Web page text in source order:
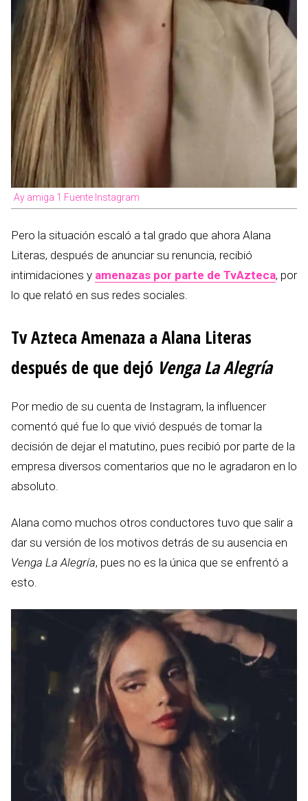
Ay amiga 1 Fuente Instagram
Pero la situación escaló a tal grado que ahora Alana
Literas, después de anunciar su renuncia, recibió
intimidaciones y amenazas por parte de TvAzteca, por
lo que relató en sus redes sociales.
Tv Azteca Amenaza a Alana Literas
después de que dejó Venga La Alegría
Por medio de su cuenta de Instagram, la influencer
comentó qué fue lo que vivió después de tomar la
decisión de dejar el matutino, pues recibió por parte de la
empresa diversos comentarios que no le agradaron en lo
absoluto.
Alana como muchos otros conductores tuvo que salir a
dar su versión de los motivos detrás de su ausencia en
Venga La Alegría, pues no es la única que se enfrentó a
esto.